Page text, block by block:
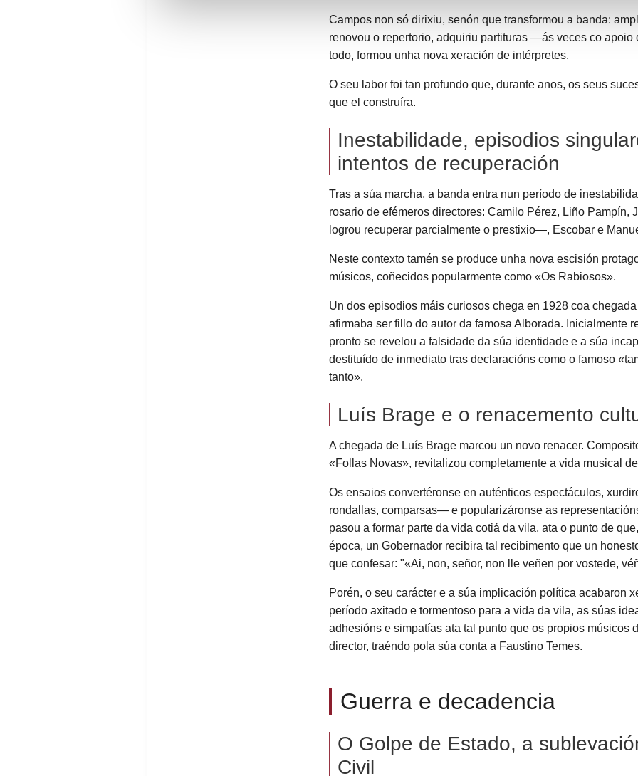
Campos non só dirixiu, senón que transformou a banda:
renovou o repertorio, adquiriu partituras —ás veces co
todo, formou unha nova xeración de intérpretes.
O seu labor foi tan profundo que, durante anos, os seus
que el construíra.
Inestabilidade, episodios
intentos de recuperación
Tras a súa marcha, a banda entra nun período de
rosario de efémeros directores: Camilo Pérez, Liño Pampín,
logrou recuperar parcialmente o prestixio—, Escobar e
Neste contexto tamén se produce unha nova escisión
músicos, coñecidos popularmente como «Os Rabiosos».
Un dos episodios máis curiosos chega en 1928 coa
afirmaba ser fillo do autor da famosa Alborada. Inicialmente
pronto se revelou a falsidade da súa identidade e a súa
destituído de inmediato tras declaracións como o famoso
tanto».
Luís Brage e o renacemento
A chegada de Luís Brage marcou un novo renacer.
«Follas Novas», revitalizou completamente a vida musical
Os ensaios convertéronse en auténticos espectáculos,
rondallas, comparsas— e popularizáronse as
pasou a formar parte da vida cotiá da vila, ata o punto de
época, un Gobernador recibira tal recibimento que un
que confesar: "«Ai, non, señor, non lle veñen por vostede,
Porén, o seu carácter e a súa implicación política acabaron
período axitado e tormentoso para a vida da vila, as súas
adhesións e simpatías ata tal punto que os propios músicos
director, traéndo pola súa conta a Faustino Temes.
Guerra e decadencia
O Golpe de Estado, a
Civil